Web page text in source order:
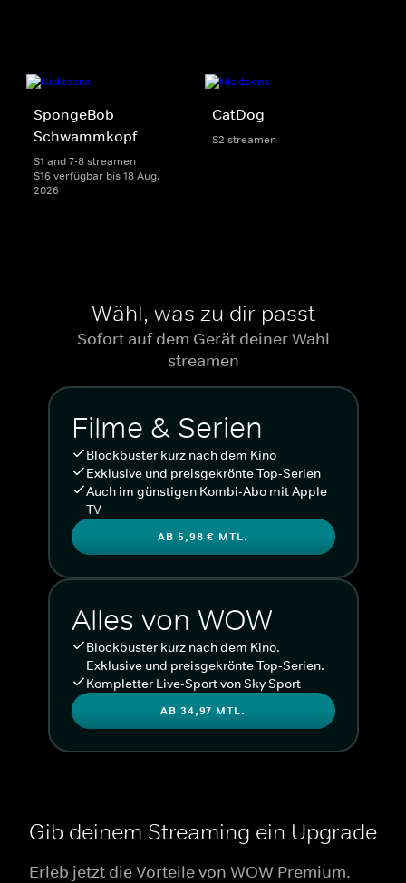
SpongeBob
Schwammkopf
S1 and 7-8 streamen
S16 verfügbar bis 18 Aug.
2026
CatDog
S2 streamen
Wähl, was zu dir passt
Sofort auf dem Gerät deiner Wahl
streamen
Filme & Serien
Blockbuster kurz nach dem Kino
Exklusive und preisgekrönte Top-Serien
Auch im günstigen Kombi-Abo mit Apple
TV
AB 5,98 € MTL.
Alles von WOW
Blockbuster kurz nach dem Kino.
Exklusive und preisgekrönte Top-Serien.
Kompletter Live-Sport von Sky Sport
AB 34,97 MTL.
Gib deinem Streaming ein Upgrade
Erleb jetzt die Vorteile von WOW Premium.